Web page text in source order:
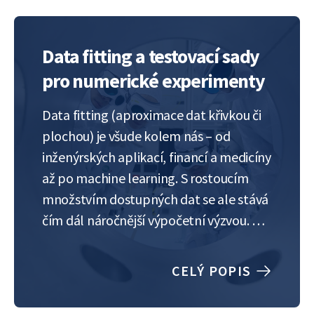
Data fitting a testovací sady
pro numerické experimenty
Data fitting (aproximace dat křivkou či
plochou) je všude kolem nás – od
inženýrských aplikací, financí a medicíny
až po machine learning. S rostoucím
množstvím dostupných dat se ale stává
čím dál náročnější výpočetní výzvou. A
analýza, která hledá stále nové
zvládnout. Mnoho…
CELÝ POPIS